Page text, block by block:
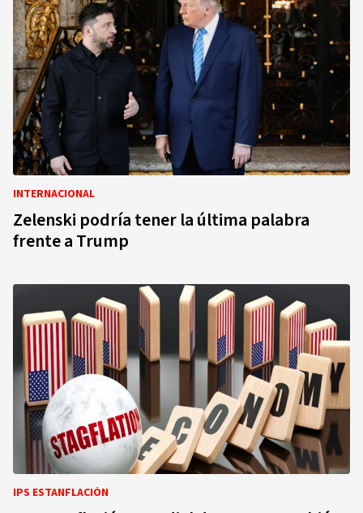
INTERNACIONAL
Zelenski podría tener la última palabra
frente a Trump
IPS ESTANFLACIÓN